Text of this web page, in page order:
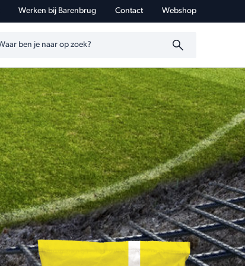
Werken bij Barenbrug Contact Webshop